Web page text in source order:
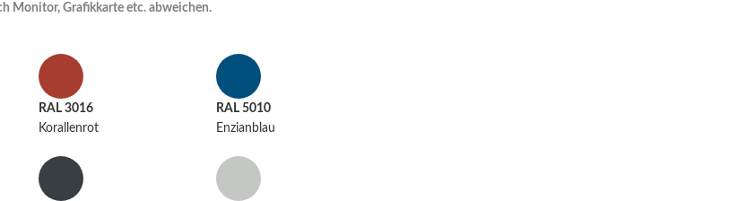
Monitor, Grafikkarte etc. abweichen.
RAL 3016
Korallenrot
RAL 5010
Enzianblau